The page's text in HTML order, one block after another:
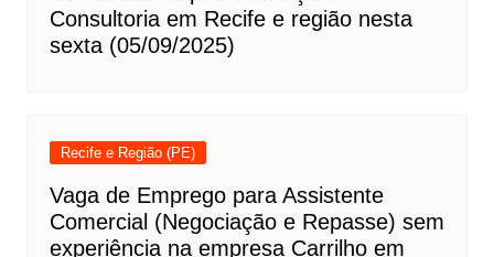
Consultoria em Recife e região nesta
sexta (05/09/2025)
Recife e Região (PE)
Vaga de Emprego para Assistente
Comercial (Negociação e Repasse) sem
experiência na empresa Carrilho em